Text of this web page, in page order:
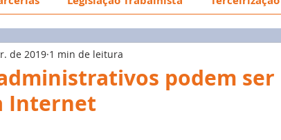
Economia Benefícios
Inteligência Artificial
podem ser
Internet
de 2019 1 min de leitura